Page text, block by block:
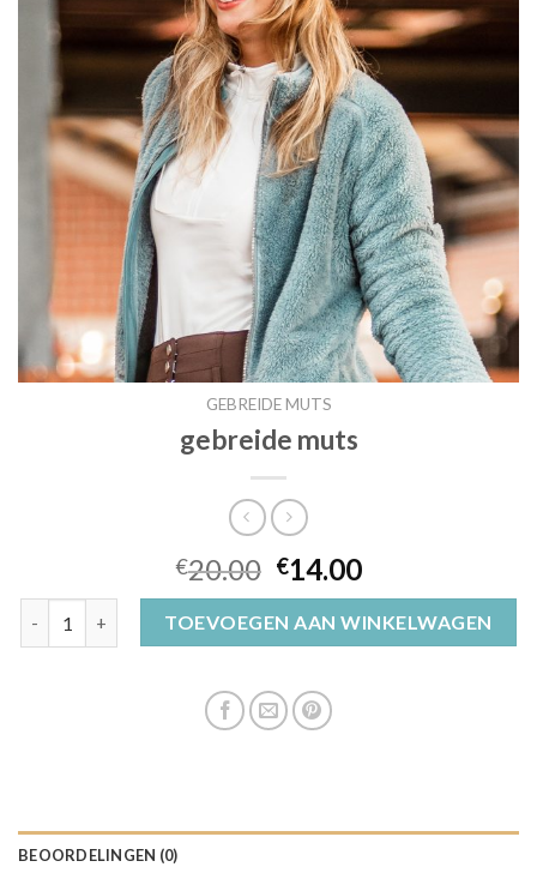
GEBREIDE MUTS
gebreide muts
€20.00 €14.00
gebreide muts aantalTOEVOEGEN AAN WINKELWAGEN
BEOORDELINGEN (0)